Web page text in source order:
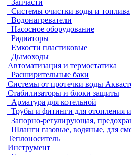
Запчасти
Системы очистки воды и топлива
Водонагреватели
Насосное оборудование
Радиаторы
Емкости пластиковые
Дымоходы
Автоматизация и термостатика
Расширительные баки
Системы от протечки воды
Стабилизаторы и блоки защиты
Арматура для котельной
Трубы и фитинги для отопления
Запорно-регулирующая,
Шланги газовые, водяные, для
Теплоноситель
Инструмент